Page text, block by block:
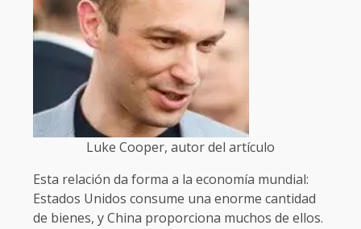
Luke Cooper, autor del artículo
Esta relación da forma a la economía mundial:
Estados Unidos consume una enorme cantidad
de bienes, y China proporciona muchos de ellos.